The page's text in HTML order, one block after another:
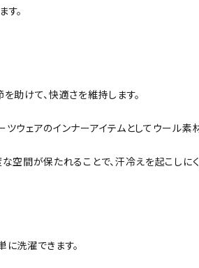
。
助けて、快適さを維持します。
ウェアのインナーアイテムとしてウール素
間が保たれることで、汗冷えを起こしにく
洗濯できます。